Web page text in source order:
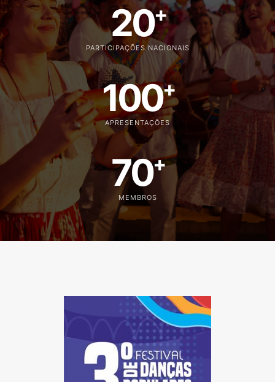
PARTICIPAÇÕES NACIONAIS
20+
APRESENTAÇÕES
100+
MEMBROS
70+